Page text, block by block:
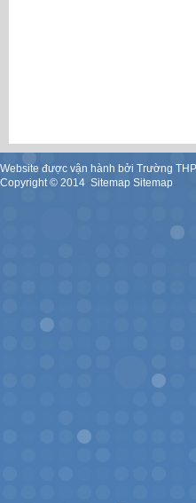
Website được vận hành bởi Trường
Copyright © 2014. Sitemap Sitemap